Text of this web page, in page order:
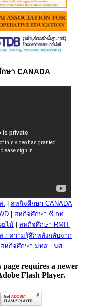
ษา CANADA
.
สหกิจศึกษา CANADA
สหกิจศึกษา ซีเกท
ไม้
สหกิจศึกษา RMIT
: ความรู้สึกหลังกลับจาก
สหกิจศึกษา มทส : นศ.
requires a newer
Flash Player.